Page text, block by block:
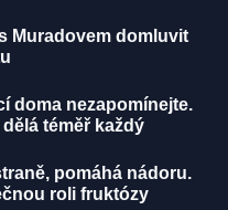
Muradovem domluvit
doma nezapomínejte.
téměř každý
pomáhá nádoru.
roli fruktózy